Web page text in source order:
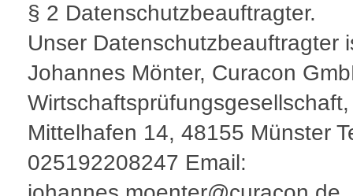
§ 2 Datenschutzbeauftragter.
Unser Datenschutzbeauftragter
Johannes Mönter, Curacon
Wirtschaftsprüfungsgesellschaft,
Mittelhafen 14, 48155 Münster
025192208247 Email: